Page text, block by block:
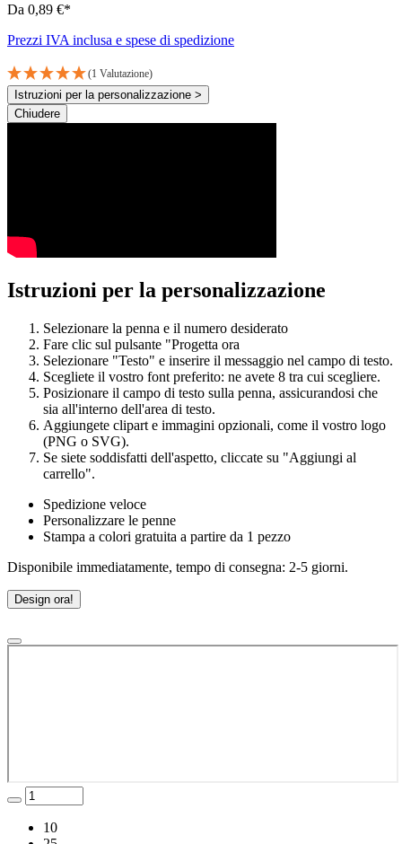
Da 0,89 €*
Prezzi IVA inclusa e spese di spedizione
(1 Valutazione)
Istruzioni per la personalizzazione >
Chiudere
Istruzioni per la personalizzazione
Selezionare la penna e il numero desiderato
Fare clic sul pulsante "Progetta ora
Selezionare "Testo" e inserire il messaggio nel campo di testo.
Scegliete il vostro font preferito: ne avete 8 tra cui scegliere.
Posizionare il campo di testo sulla penna, assicurandosi che
sia all'interno dell'area di testo.
Aggiungete clipart e immagini opzionali, come il vostro logo
(PNG o SVG).
Se siete soddisfatti dell'aspetto, cliccate su "Aggiungi al
carrello".
Spedizione veloce
Personalizzare le penne
Stampa a colori gratuita a partire da 1 pezzo
Disponibile immediatamente, tempo di consegna: 2-5 giorni.
Design ora!
10